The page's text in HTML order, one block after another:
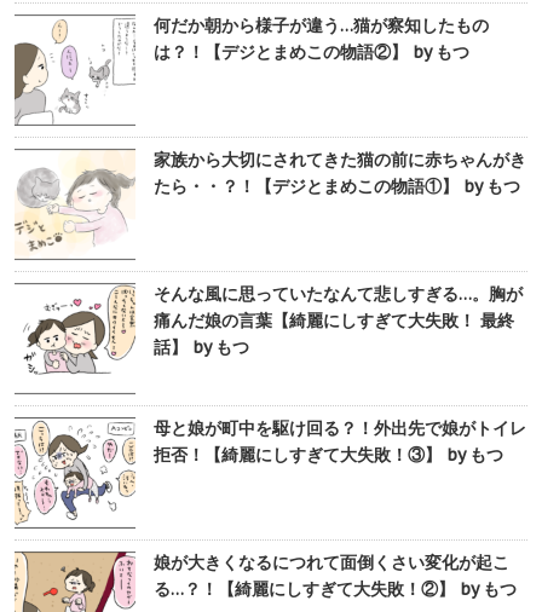
何だか朝から様子が違う…猫が察知したもの
は？！【デジとまめこの物語②】 by もつ
家族から大切にされてきた猫の前に赤ちゃんがき
たら・・？！【デジとまめこの物語①】 by もつ
そんな風に思っていたなんて悲しすぎる…。胸が
痛んだ娘の言葉【綺麗にしすぎて大失敗！ 最終
話】 by もつ
母と娘が町中を駆け回る？！外出先で娘がトイレ
拒否！【綺麗にしすぎて大失敗！③】 by もつ
娘が大きくなるにつれて面倒くさい変化が起こ
る…？！【綺麗にしすぎて大失敗！②】 by もつ